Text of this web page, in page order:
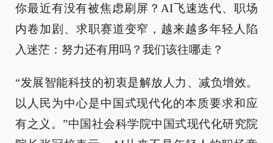
你最近有没有被焦虑刷屏？AI飞速迭代、职场
内卷加剧、求职赛道变窄，越来越多年轻人陷
入迷茫：努力还有用吗？我们该往哪走？
“发展智能科技的初衷是解放人力、减负增效。
以人民为中心是中国式现代化的本质要求和应
有之义。”中国社会科学院中国式现代化研究院